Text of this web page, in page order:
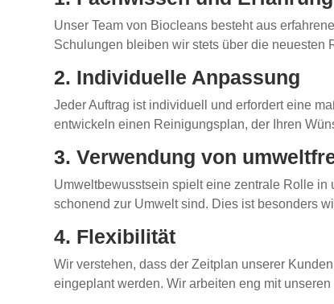
Unser Team von Biocleans besteht aus
Schulungen bleiben wir stets über die neuesten
2. Individuelle Anpassung
Jeder Auftrag ist individuell und erfordert eine
entwickeln einen Reinigungsplan, der Ihren
3. Verwendung von
Umweltbewusstsein spielt eine zentrale Rolle
schonend zur Umwelt sind. Dies ist besonders
4. Flexibilität
Wir verstehen, dass der Zeitplan unserer
eingeplant werden. Wir arbeiten eng mit